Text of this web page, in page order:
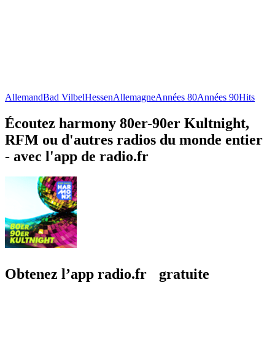
AllemandBad VilbelHessenAllemagneAnnées 80Années 90Hits
Écoutez harmony 80er-90er Kultnight,
RFM ou d'autres radios du monde entier
- avec l'app de radio.fr
Obtenez l’app radio.fr gratuite